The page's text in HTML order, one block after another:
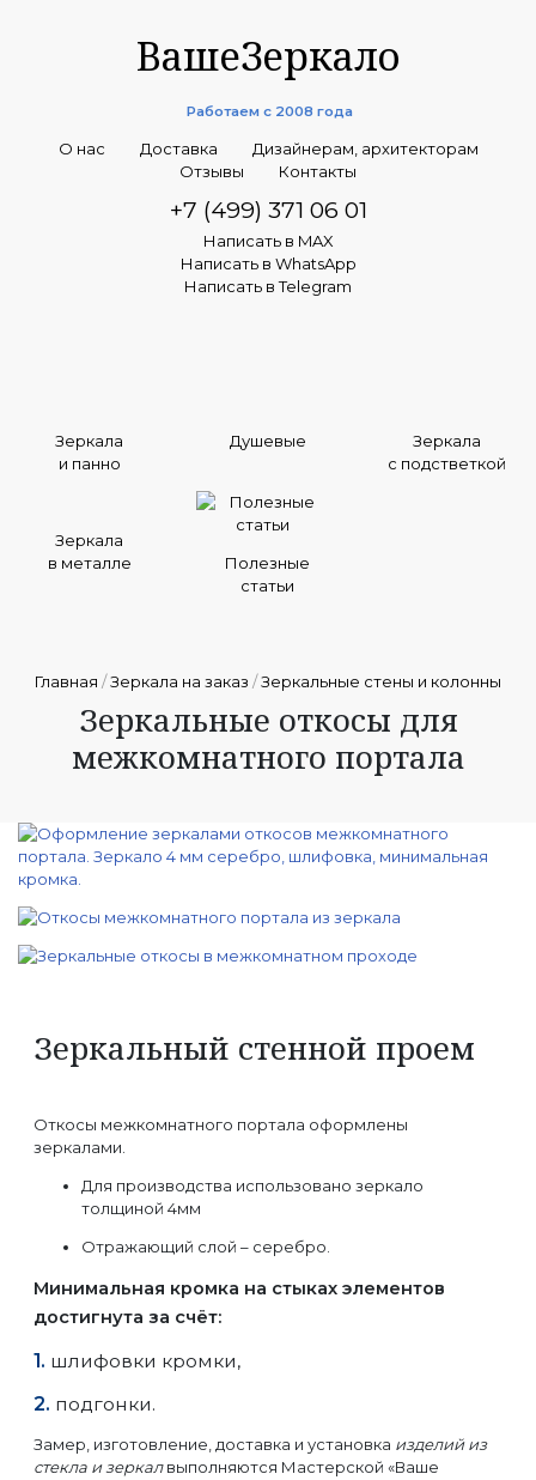
ВашеЗеркало
Работаем с 2008 года
О нас Доставка
Дизайнерам, архитекторам
Отзывы
Контакты
+7 (499) 371 06 01
Написать в MAX
Написать в WhatsApp
Написать в Telegram
Зеркала
и панно
Душевые
Зеркала
с подстветкой
Зеркала
в металле
Полезные
статьи
Главная /Зеркала на заказ /Зеркальные стены и колонны
Зеркальные откосы для
межкомнатного портала
Зеркальный стенной проем
Откосы межкомнатного портала оформлены
зеркалами.
Для производства использовано зеркало
толщиной 4мм
Отражающий слой – серебро.
Минимальная кромка на стыках элементов
достигнута за счёт:
шлифовки кромки,
подгонки.
Замер, изготовление, доставка и установка изделий из
стекла и зеркалвыполняются Мастерской «Ваше